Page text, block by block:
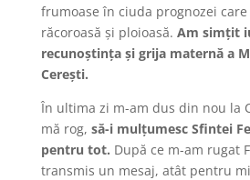
frumoase în ciuda prognozei
răcoroasă şi ploioasă. Am simţit
recunoştinţa şi grija maternă a
Cereşti.
În ultima zi m-am dus din nou la
mă rog, să-i mulţumesc Sfintei
pentru tot. După ce m-am rugat
transmis un mesaj, atât pentru